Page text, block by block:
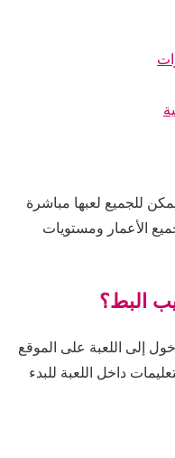
للجميع لعبها مباشرة
الأعمار ومستويات
البط؟
إلى اللعبة على الموقع
داخل اللعبة للبدء